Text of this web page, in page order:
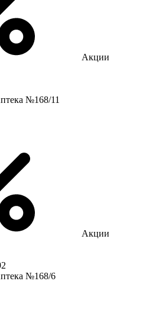
Акции
№168/11
Акции
№168/6